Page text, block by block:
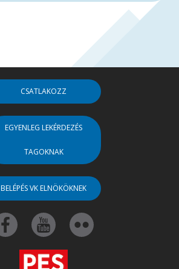
CSATLAKOZZ
EGYENLEG LEKÉRDEZÉS
TAGOKNAK
BELÉPÉS VK ELNÖKÖKNEK